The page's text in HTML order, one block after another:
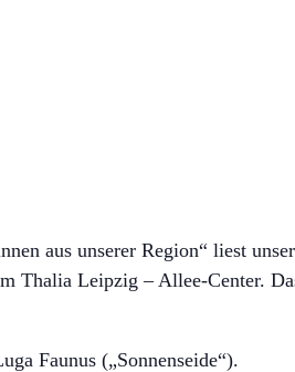
aus unserer Region“ liest
Thalia Leipzig – Allee-Center.
Faunus („Sonnenseide“).